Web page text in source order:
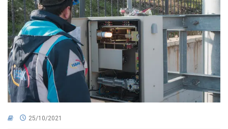
SPORTELLI
CNA NEL TERRITORIO
AREA RISERVATA
25/10/2021